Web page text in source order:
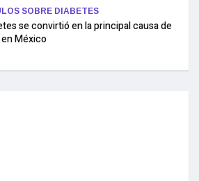
SOBRE DIABETES
se convirtió en la principal causa de
México